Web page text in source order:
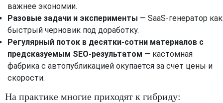
важнее экономии.
Разовые задачи и эксперименты — SaaS-генератор как
быстрый черновик под доработку.
Регулярный поток в десятки-сотни материалов с
предсказуемым SEO-результатом — кастомная
фабрика с автопубликацией окупается за счёт цены и
скорости.
На практике многие приходят к гибриду: